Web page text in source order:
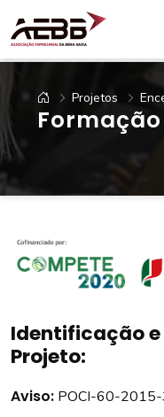
Projetos
Identificação
Projeto:
Aviso: POCI-60-